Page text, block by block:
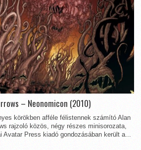
– Neonomicon (2010)
körökben afféle félistennek számító Alan
rajzoló közös, négy részes minisorozata,
Press kiadó gondozásában került a...